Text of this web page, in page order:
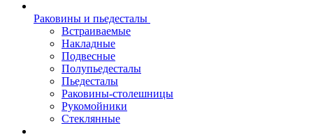
Раковины и пьедесталы
Встраиваемые
Накладные
Подвесные
Полупьедесталы
Пьедесталы
Раковины-столешницы
Рукомойники
Стеклянные